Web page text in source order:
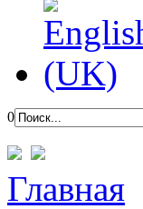
0
Главная